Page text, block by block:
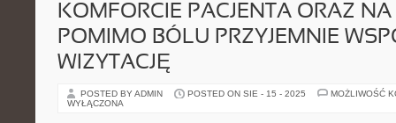
KOMFORCIE PACJENTA ORAZ
POMIMO BÓLU PRZYJEMNIE
WIZYTACJĘ
POSTED BY ADMIN POSTED ON SIE - 15 - 2025
MOŻLIWOŚĆ
WYŁĄCZONA